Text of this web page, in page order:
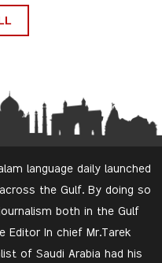
language daily launched
the Gulf. By doing so
both in the Gulf
Editor In chief Mr.Tarek
of Saudi Arabia had his